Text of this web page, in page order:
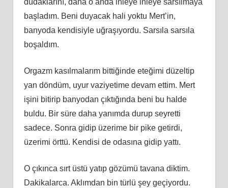
başladım. Beni duyacak hali yoktu Mert’in,
banyoda kendisiyle uğraşıyordu. Sarsıla sarsıla
boşaldım.
Orgazm kasılmalarım bittiğinde eteğimi düzeltip
yan döndüm, uyur vaziyetime devam ettim. Mert
işini bitirip banyodan çıktığında beni bu halde
buldu. Bir süre daha yanımda durup seyretti
sadece. Sonra gidip üzerime bir pike getirdi,
üzerimi örttü. Kendisi de odasına gidip yattı.
O çıkınca sırt üstü yatıp gözümü tavana diktim.
Dakikalarca. Aklımdan bin türlü şey geçiyordu.